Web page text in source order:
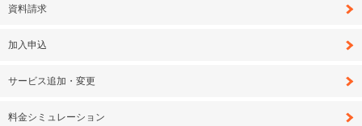
資料請求
加入申込
サービス追加・変更
料金シミュレーション